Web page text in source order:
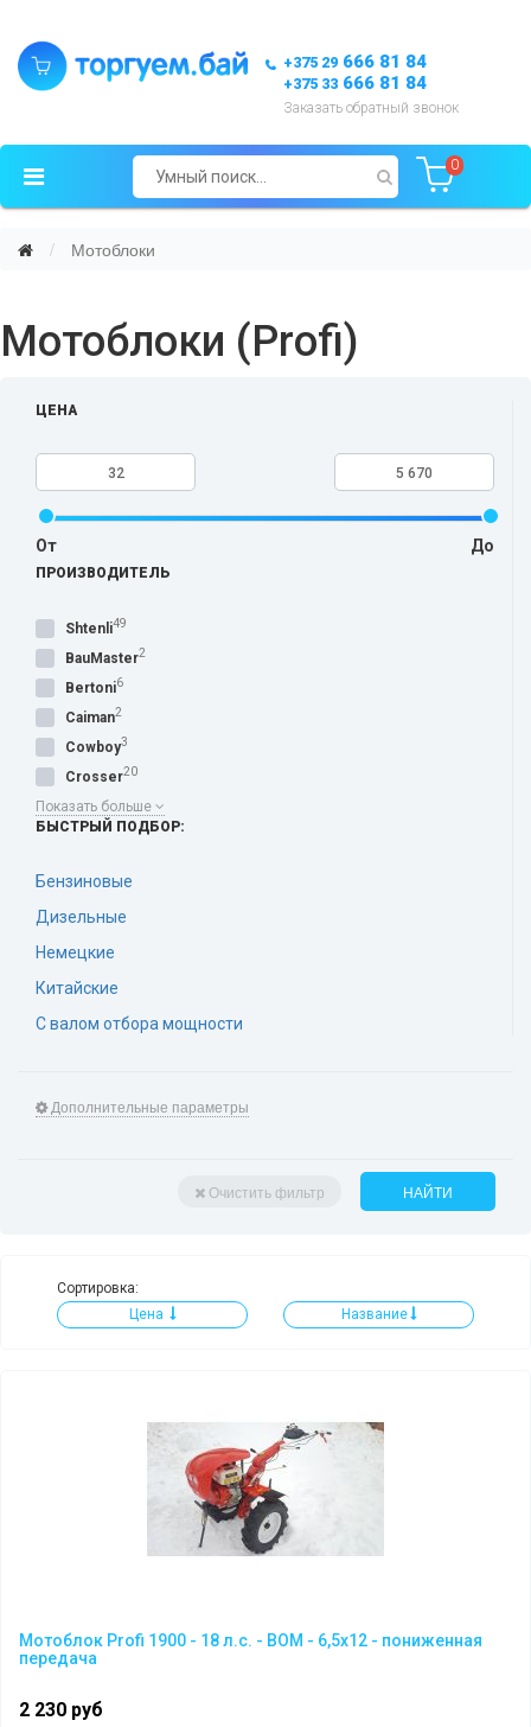
+375 29 666 81 84
+375 33 666 81 84
Заказать обратный звонок
0
Мотоблоки
Мотоблоки (Profi)
ЦЕНА
От До
ПРОИЗВОДИТЕЛЬ
Shtenli49
BauMaster2
Bertoni6
Caiman2
Cowboy3
Crosser20
Показать больше
БЫСТРЫЙ ПОДБОР:
Бензиновые
Дизельные
Немецкие
Китайские
С валом отбора мощности
Дополнительные параметры
Очистить фильтр НАЙТИ
Сортировка:
Цена
Название
Мотоблок Profi 1900 - 18 л.с. - ВОМ - 6,5х12 - пониженная
передача
2 230 руб